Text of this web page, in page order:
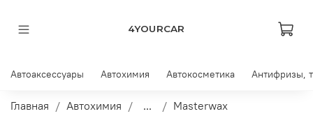
4YOURCAR
Автоаксессуары Автохимия Автокосметика Антифризы,
Главная Автохимия ... Masterwax